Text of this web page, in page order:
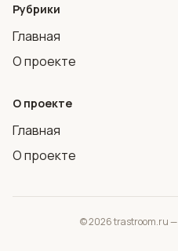
Рубрики
Главная
О проекте
О проекте
Главная
О проекте
© 2026 trastroom.ru